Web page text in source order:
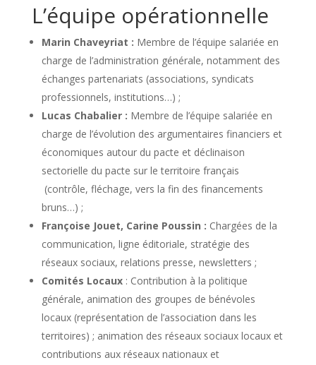
L’équipe opérationnelle
Marin Chaveyriat : Membre de l’équipe salariée en
charge de l’administration générale, notamment des
échanges partenariats (associations, syndicats
professionnels, institutions…) ;
Lucas Chabalier : Membre de l’équipe salariée en
charge de l’évolution des argumentaires financiers et
économiques autour du pacte et déclinaison
sectorielle du pacte sur le territoire français
(contrôle, fléchage, vers la fin des financements
bruns…) ;
Françoise Jouet, Carine Poussin : Chargées de la
communication, ligne éditoriale, stratégie des
réseaux sociaux, relations presse, newsletters ;
Comités Locaux : Contribution à la politique
générale, animation des groupes de bénévoles
locaux (représentation de l’association dans les
territoires) ; animation des réseaux sociaux locaux et
contributions aux réseaux nationaux et